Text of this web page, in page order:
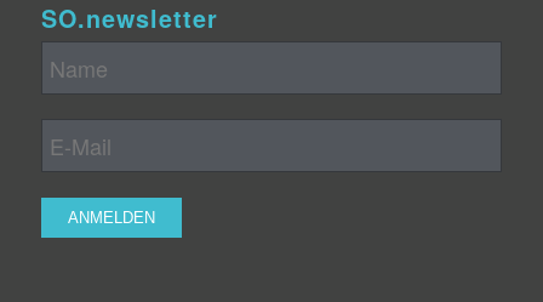
SO.newsletter